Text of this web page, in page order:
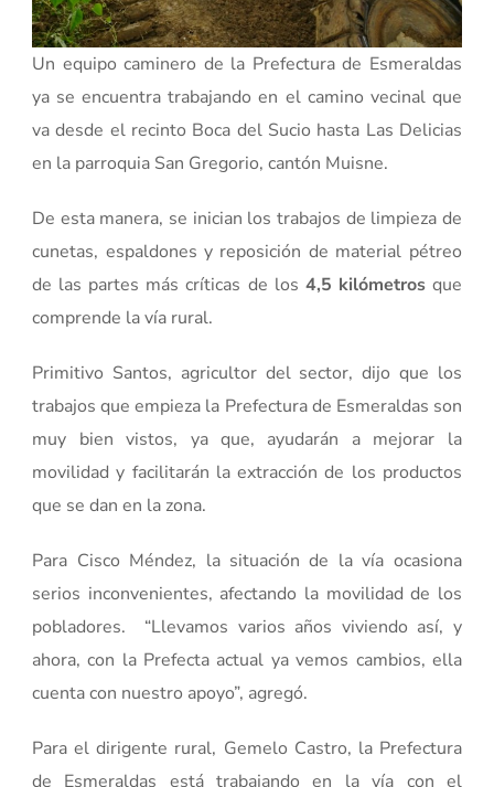
Un equipo caminero de la Prefectura de Esmeraldas
ya se encuentra trabajando en el camino vecinal que
va desde el recinto Boca del Sucio hasta Las Delicias
en la parroquia San Gregorio, cantón Muisne.
De esta manera, se inician los trabajos de limpieza de
cunetas, espaldones y reposición de material pétreo
de las partes más críticas de los 4,5 kilómetrosque
comprende la vía rural.
Primitivo Santos, agricultor del sector, dijo que los
trabajos que empieza la Prefectura de Esmeraldas son
muy bien vistos, ya que, ayudarán a mejorar la
movilidad y facilitarán la extracción de los productos
que se dan en la zona.
Para Cisco Méndez, la situación de la vía ocasiona
serios inconvenientes, afectando la movilidad de los
pobladores. “Llevamos varios años viviendo así, y
ahora, con la Prefecta actual ya vemos cambios, ella
cuenta con nuestro apoyo”, agregó.
Para el dirigente rural, Gemelo Castro, la Prefectura
de Esmeraldas está trabajando en la vía con el